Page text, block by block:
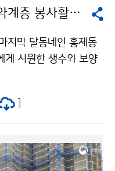
장동언 기상청장, 폭염 취약계층 봉사활동 참여
지막 달동네인 홍제동
게 시원한 생수와 보양